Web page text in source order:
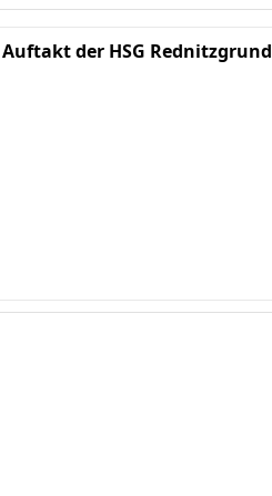
Auftakt der HSG Rednitzgrund